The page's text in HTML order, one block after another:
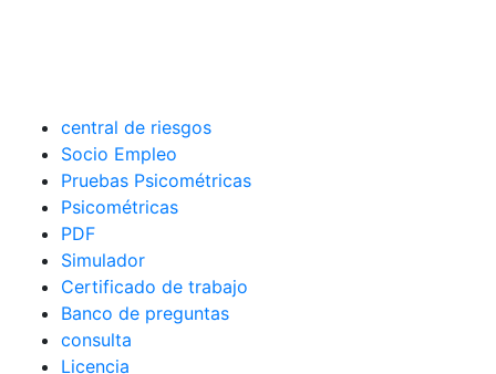
central de riesgos
Socio Empleo
Pruebas Psicométricas
Psicométricas
PDF
Simulador
Certificado de trabajo
Banco de preguntas
consulta
Licencia